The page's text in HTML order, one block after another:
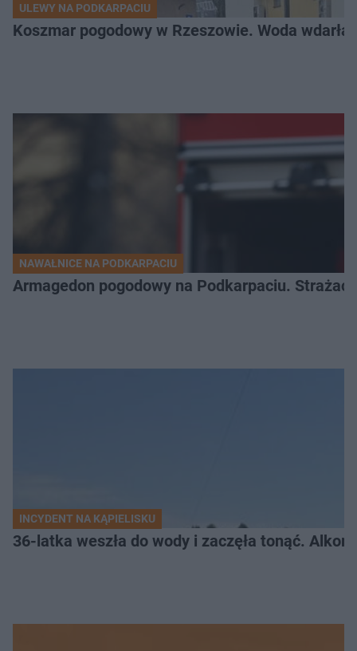
ULEWY NA PODKARPACIU
Koszmar pogodowy w Rzeszowie. Woda
NAWAŁNICE NA PODKARPACIU
Armagedon pogodowy na Podkarpaciu.
INCYDENT NA KĄPIELISKU
36-latka weszła do wody i zaczęła tonąć.